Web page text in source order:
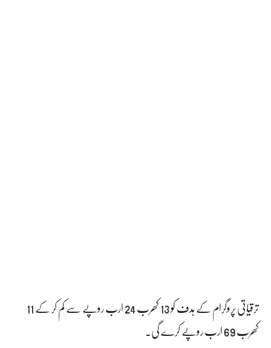
ترقیاتی پروگرام کے ہدف کو 13 کھرب 24 ارب روپے سے کم کر کے 11
کھرب 69 ارب روپے کرے گی۔